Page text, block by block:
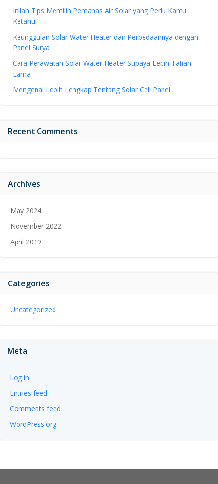
Inilah Tips Memilih Pemanas Air Solar yang Perlu Kamu
Ketahui
Keunggulan Solar Water Heater dan Perbedaannya dengan
Panel Surya
Cara Perawatan Solar Water Heater Supaya Lebih Tahan
Lama
Mengenal Lebih Lengkap Tentang Solar Cell Panel
Recent Comments
Archives
May 2024
November 2022
April 2019
Categories
Uncategorized
Meta
Log in
Entries feed
Comments feed
WordPress.org